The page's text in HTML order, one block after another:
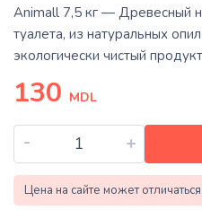
Animall 7,5 кг — Древесный
туалета, из натуральных
экологически чистый продукт
130 MDL
- +
Цена на сайте может